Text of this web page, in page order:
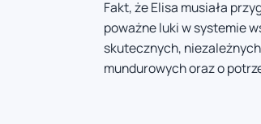
Fakt, że Elisa musiała
poważne luki w systemie
skutecznych,
mundurowych oraz o